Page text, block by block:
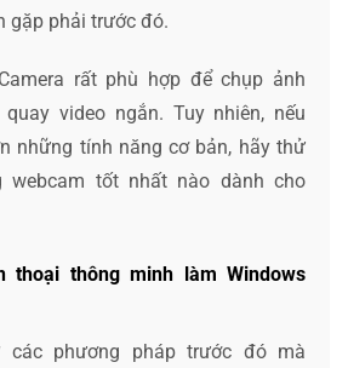
gặp phải trước đó.
rất phù hợp để chụp ảnh
video ngắn. Tuy nhiên, nếu
những tính năng cơ bản, hãy thử
webcam tốt nhất nào dành cho
thoại thông minh làm Windows
các phương pháp trước đó mà